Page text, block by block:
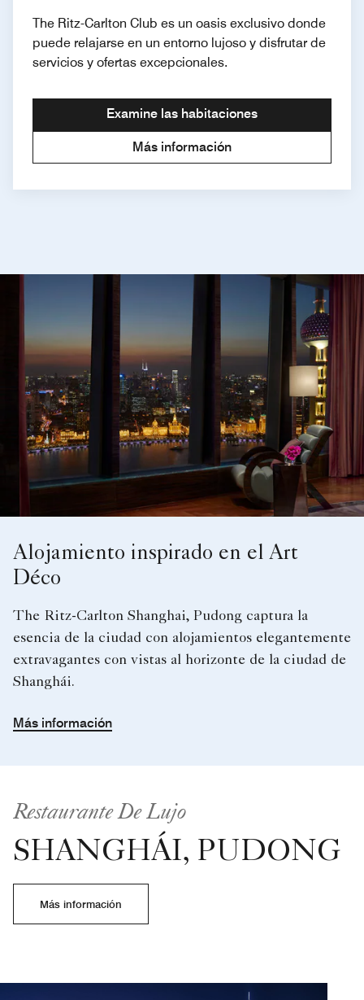
The Ritz-Carlton Club es un oasis exclusivo donde
puede relajarse en un entorno lujoso y disfrutar de
servicios y ofertas excepcionales.
Examine las habitaciones
Más información
Alojamiento inspirado en el Art
Déco
The Ritz-Carlton Shanghai, Pudong captura la
esencia de la ciudad con alojamientos elegantemente
extravagantes con vistas al horizonte de la ciudad de
Shanghái.
Más información
Restaurante De Lujo
SHANGHÁI, PUDONG
Más información